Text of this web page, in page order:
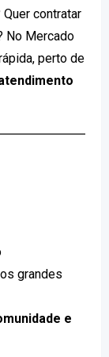
contratar
No Mercado
perto de
grandes
e